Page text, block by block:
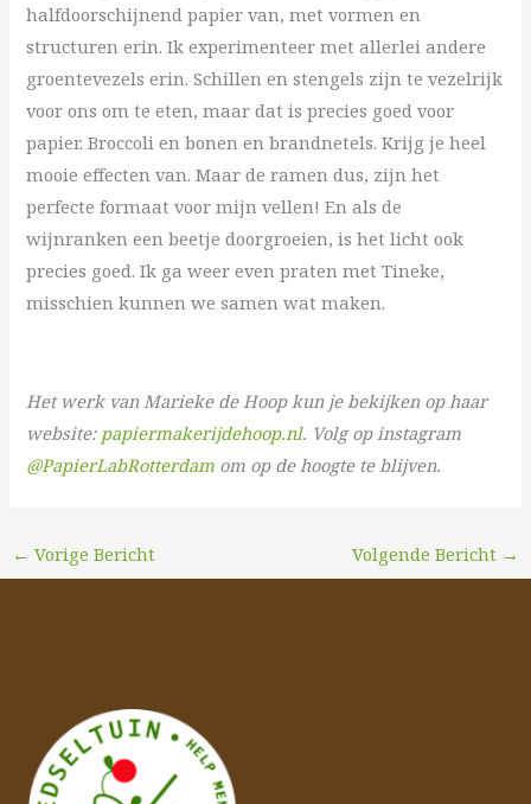
halfdoorschijnend papier van, met vormen en
structuren erin. Ik experimenteer met allerlei andere
groentevezels erin. Schillen en stengels zijn te vezelrijk
voor ons om te eten, maar dat is precies goed voor
papier. Broccoli en bonen en brandnetels. Krijg je heel
mooie effecten van. Maar de ramen dus, zijn het
perfecte formaat voor mijn vellen! En als de
wijnranken een beetje doorgroeien, is het licht ook
precies goed. Ik ga weer even praten met Tineke,
misschien kunnen we samen wat maken.
Het werk van Marieke de Hoop kun je bekijken op haar
website: papiermakerijdehoop.nl. Volg op instagram
@PapierLabRotterdam om op de hoogte te blijven.
← Vorige Bericht Volgende Bericht →